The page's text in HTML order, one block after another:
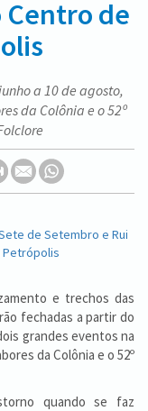
de
a 10 de agosto,
da Colônia e o 52º
e trechos das
fechadas a partir do
grandes eventos na
da Colônia e o 52º
quando se faz